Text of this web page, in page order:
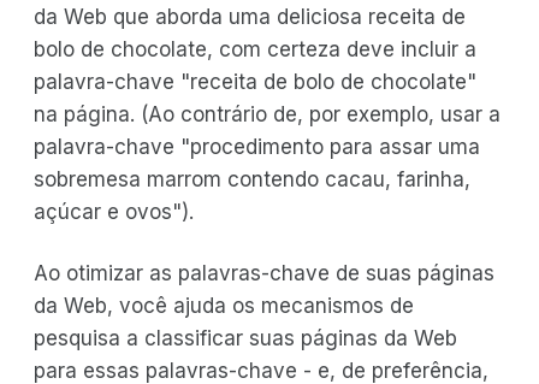
da Web que aborda uma deliciosa receita de
bolo de chocolate, com certeza deve incluir a
palavra-chave "receita de bolo de chocolate"
na página. (Ao contrário de, por exemplo, usar a
palavra-chave "procedimento para assar uma
sobremesa marrom contendo cacau, farinha,
açúcar e ovos").
Ao otimizar as palavras-chave de suas páginas
da Web, você ajuda os mecanismos de
pesquisa a classificar suas páginas da Web
para essas palavras-chave - e, de preferência,